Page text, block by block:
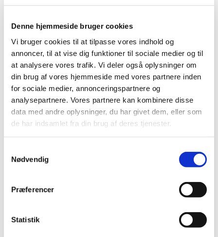
Denne hjemmeside bruger cookies
Vi bruger cookies til at tilpasse vores indhold og
annoncer, til at vise dig funktioner til sociale medier og til
at analysere vores trafik. Vi deler også oplysninger om
din brug af vores hjemmeside med vores partnere inden
for sociale medier, annonceringspartnere og
analysepartnere. Vores partnere kan kombinere disse
data med andre oplysninger, du har givet dem, eller som
de har indsamlet fra din brug af deres tjenester.
Nødvendig
Præferencer
Statistik
2017 (167)
2016 (167)
december (4)
november (4)
oktober (2)
september (3)
august (2)
juni (9)
maj (2)
marts (2)
januar (3)
2013 (49)
2011 (13)